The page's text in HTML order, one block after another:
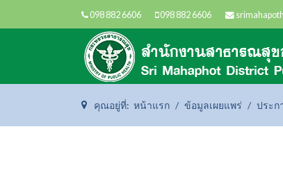
098 882 6606 098 882 6606
คุณอยู่ที่: หน้าแรก ข้อมูลเผยแพร่ ประก